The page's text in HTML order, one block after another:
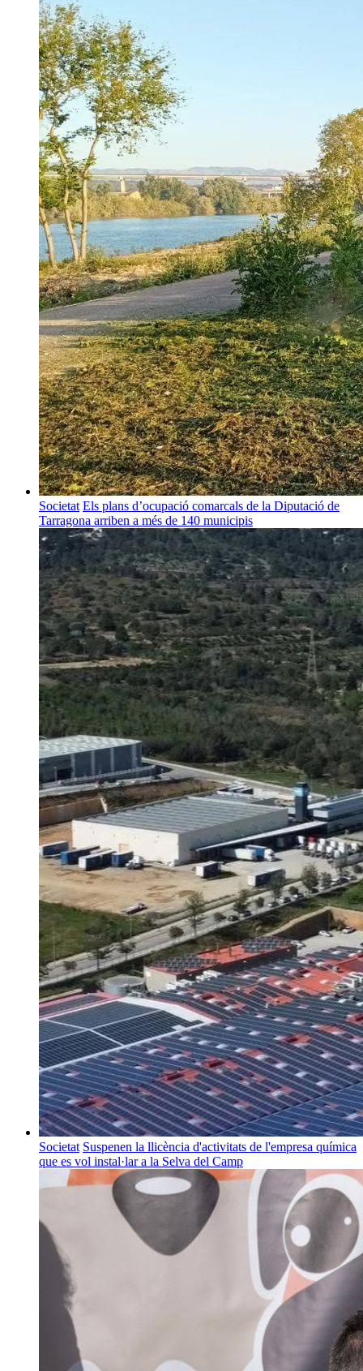
Societat Els plans d’ocupació comarcals de la Diputació de
Tarragona arriben a més de 140 municipis
Societat Suspenen la llicència d'activitats de l'empresa química
que es vol instal·lar a la Selva del Camp